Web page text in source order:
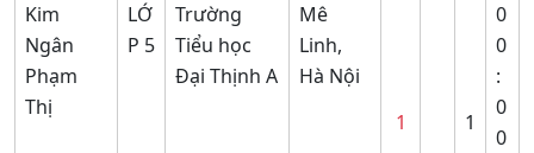
Kim
Ngân
Phạm
Thị
LỚ
P 5
Trường
Tiểu học
Đại Thịnh A
Mê
Linh,
Hà Nội
1
1
0
0
:
0
0